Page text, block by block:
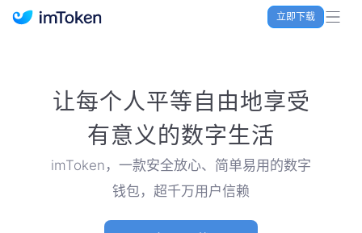
立即下载
imToken 官网｜联合TRX空投大礼包
让每个人平等自由地享受
有意义的数字生活
imToken，一款安全放心、简单易用的数字
钱包，超千万用户信赖